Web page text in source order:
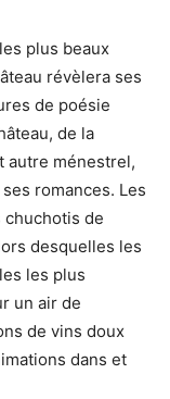
plus beaux
révèlera ses
de poésie
de la
autre ménestrel,
romances. Les
de
desquelles les
les plus
un air de
de vins doux
dans et